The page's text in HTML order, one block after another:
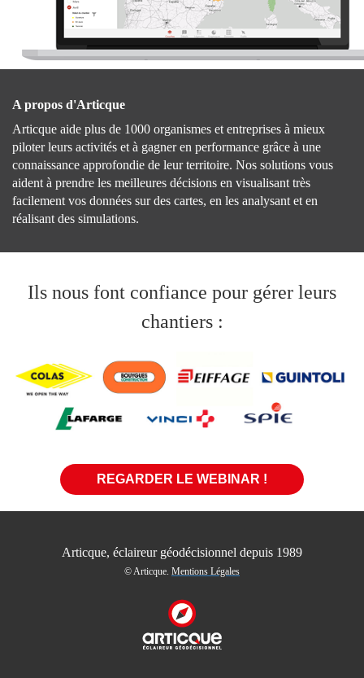
A propos d'Articque
Articque aide plus de 1000 organismes et entreprises à mieux
piloter leurs activités et à gagner en performance grâce à une
connaissance approfondie de leur territoire. Nos solutions vous
aident à prendre les meilleures décisions en visualisant très
facilement vos données sur des cartes, en les analysant et en
réalisant des simulations.
Ils nous font confiance pour gérer leurs
chantiers :
REGARDER LE WEBINAR !
Articque, éclaireur géodécisionnel depuis 1989
© Articque. Mentions Légales